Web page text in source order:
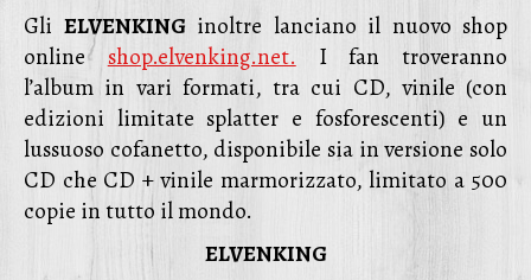
Gli ELVENKING inoltre lanciano il nuovo shop
online shop.elvenking.net. I fan troveranno
l’album in vari formati, tra cui CD, vinile (con
edizioni limitate splatter e fosforescenti) e un
lussuoso cofanetto, disponibile sia in versione solo
CD che CD + vinile marmorizzato, limitato a 500
copie in tutto il mondo.
ELVENKING